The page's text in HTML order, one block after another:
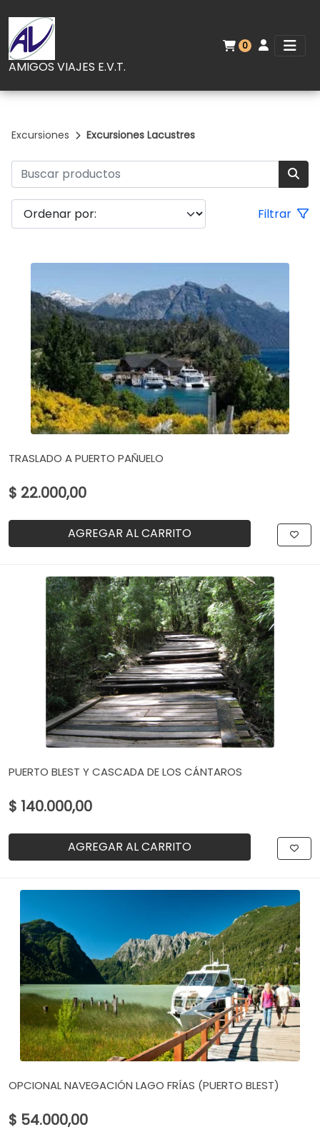
AMIGOS VIAJES E.V.T.
0
Excursiones Excursiones Lacustres
Filtrar
TRASLADO A PUERTO PAÑUELO
$ 22.000,00
AGREGAR AL CARRITO
PUERTO BLEST Y CASCADA DE LOS CÁNTAROS
$ 140.000,00
AGREGAR AL CARRITO
OPCIONAL NAVEGACIÓN LAGO FRÍAS (PUERTO BLEST)
$ 54.000,00